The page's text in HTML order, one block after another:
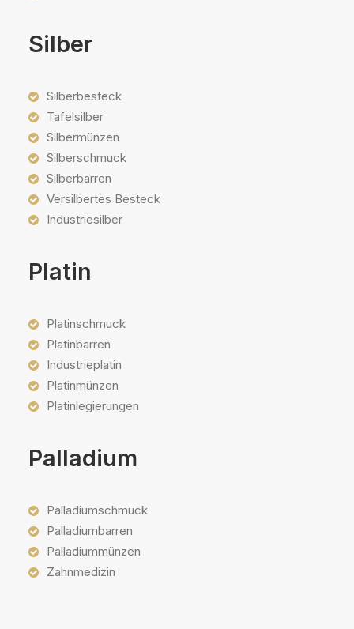
Silber
Silberbesteck
Tafelsilber
Silbermünzen
Silberschmuck
Silberbarren
Versilbertes Besteck
Industriesilber
Platin
Platinschmuck
Platinbarren
Industrieplatin
Platinmünzen
Platinlegierungen
Palladium
Palladiumschmuck
Palladiumbarren
Palladiummünzen
Zahnmedizin